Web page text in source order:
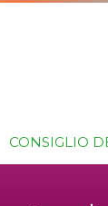
CONSIGLIO